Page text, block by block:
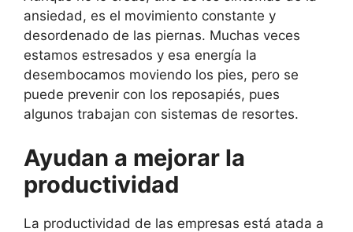
ansiedad, es el movimiento constante y
desordenado de las piernas. Muchas veces
estamos estresados y esa energía la
desembocamos moviendo los pies, pero se
puede prevenir con los reposapiés, pues
algunos trabajan con sistemas de resortes.
Ayudan a mejorar la
productividad
La productividad de las empresas está atada a